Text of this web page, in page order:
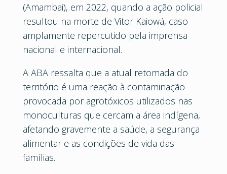
(Amambai), em 2022, quando a ação policial
resultou na morte de Vitor Kaiowá, caso
amplamente repercutido pela imprensa
nacional e internacional.
A ABA ressalta que a atual retomada do
território é uma reação à contaminação
provocada por agrotóxicos utilizados nas
monoculturas que cercam a área indígena,
afetando gravemente a saúde, a segurança
alimentar e as condições de vida das
famílias.